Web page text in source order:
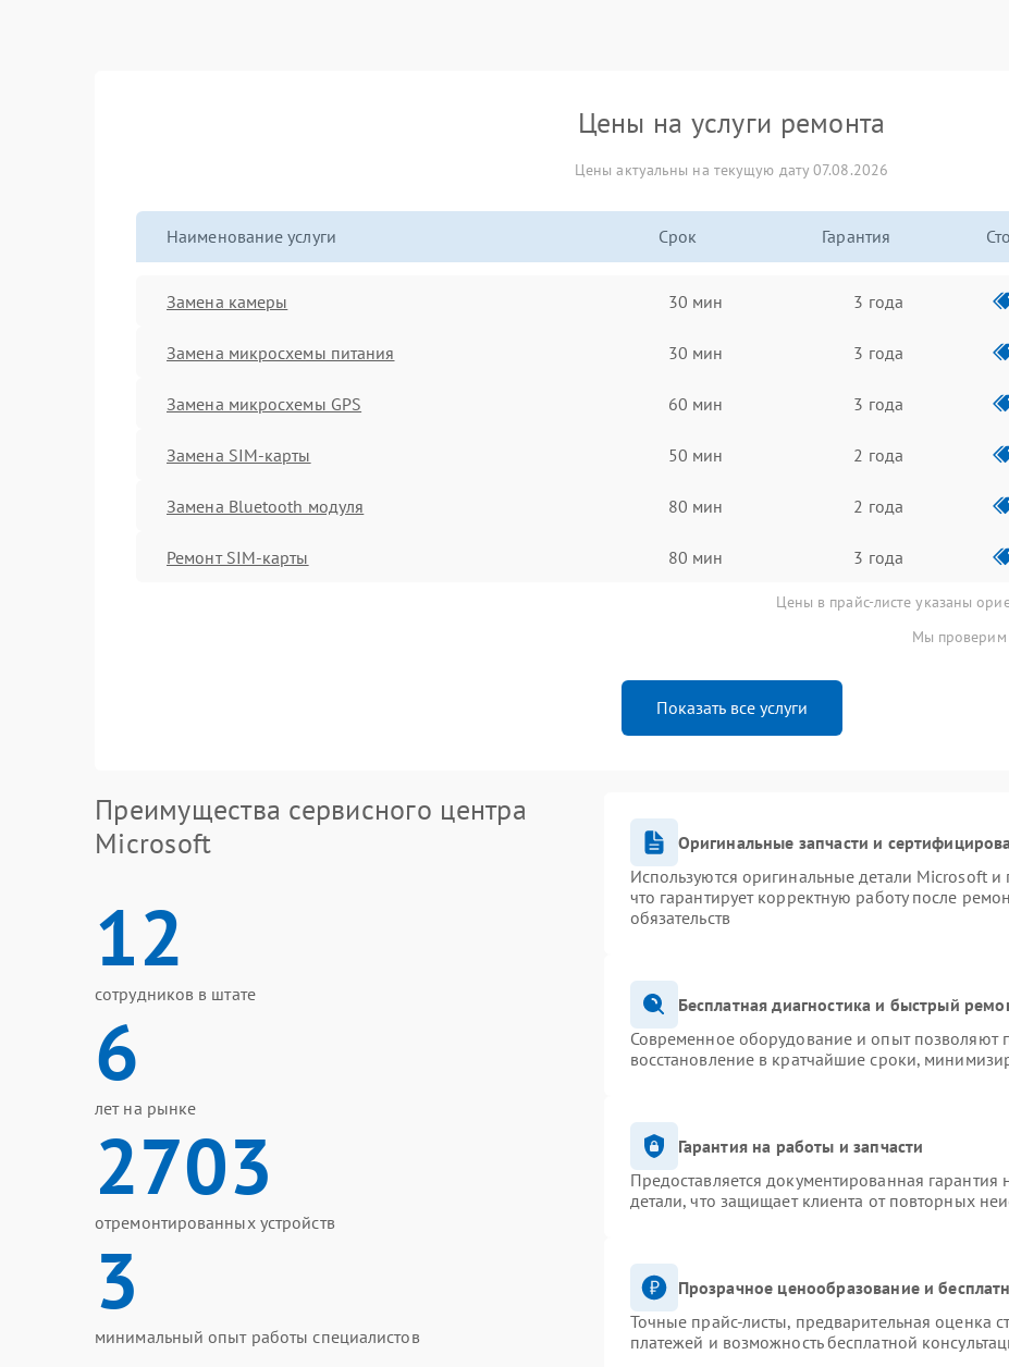
Цены на услуги ремонта
Цены актуальны на текущую дату 07.08.2026
Наименование услуги Срок Гарантия
Замена камеры 30 мин 3 года
Замена микросхемы питания 30 мин 3 года
Замена микросхемы GPS 60 мин 3 года
Замена SIM-карты 50 мин 2 года
Замена Bluetooth модуля 80 мин 2 года
Ремонт SIM-карты 80 мин 3 года
Цены в прайс-листе указаны
Мы проверим
Показать все услуги
Преимущества сервисного центра
Microsoft
12
сотрудников в штате
6
лет на рынке
2703
отремонтированных устройств
3
минимальный опыт работы специалистов
Оригинальные запчасти и
Используются оригинальные детали Microsoft
что гарантирует корректную работу после
обязательств
Бесплатная диагностика и быстрый
Современное оборудование и опыт позволяют
восстановление в кратчайшие сроки,
Гарантия на работы и запчасти
Предоставляется документированная
детали, что защищает клиента от повторных
Прозрачное ценообразование и
Точные прайс-листы, предварительная оценка
платежей и возможность бесплатной